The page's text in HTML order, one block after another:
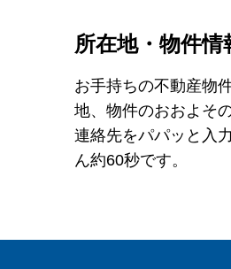
所在地・物件情
お手持ちの不動産物
地、物件のおおよそ
連絡先をパパッと入
ん約60秒です。